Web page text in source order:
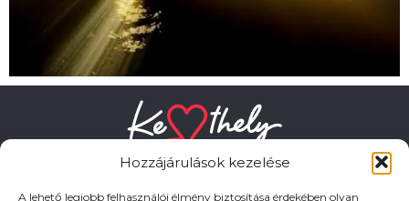
Hozzájárulások kezelése
A lehető legjobb felhasználói élmény biztosítása érdekében olyan